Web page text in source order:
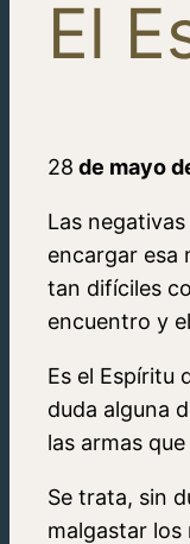
El
28 de mayo
Las
encargar esa
tan difíciles
encuentro y
Es el Espíritu
duda alguna
las armas
Se trata, sin
malgastar los